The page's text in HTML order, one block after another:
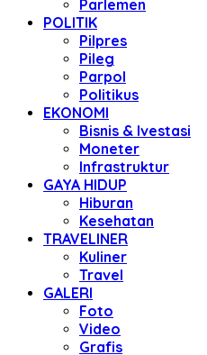
Parlemen
POLITIK
Pilpres
Pileg
Parpol
Politikus
EKONOMI
Bisnis & Ivestasi
Moneter
Infrastruktur
GAYA HIDUP
Hiburan
Kesehatan
TRAVELINER
Kuliner
Travel
GALERI
Foto
Video
Grafis